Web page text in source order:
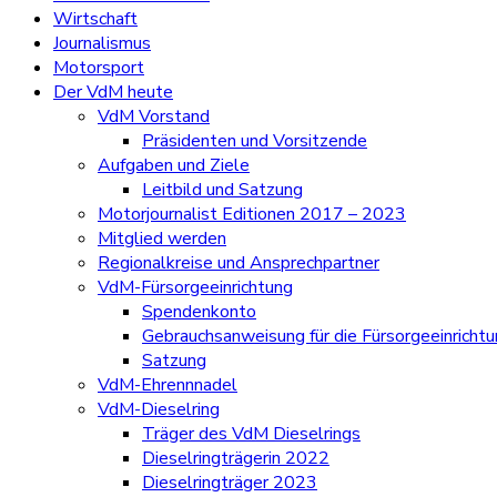
Wirtschaft
Journalismus
Motorsport
Der VdM heute
VdM Vorstand
Präsidenten und Vorsitzende
Aufgaben und Ziele
Leitbild und Satzung
Motorjournalist Editionen 2017 – 2023
Mitglied werden
Regionalkreise und Ansprechpartner
VdM-Fürsorgeeinrichtung
Spendenkonto
Gebrauchsanweisung für die
Satzung
VdM-Ehrennnadel
VdM-Dieselring
Träger des VdM Dieselrings
Dieselringträgerin 2022
Dieselringträger 2023